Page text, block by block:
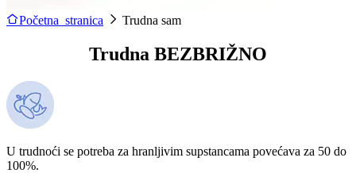
Početna stranica Trudna sam
Trudna BEZBRIŽNO
U trudnoći se potreba za hranljivim supstancama povećava za 50 do
100%.